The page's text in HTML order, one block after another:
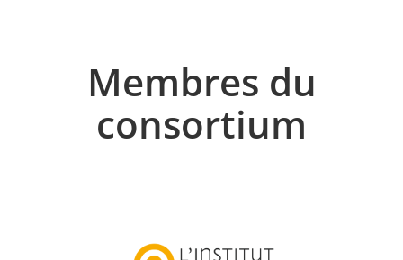
Membres du
consortium